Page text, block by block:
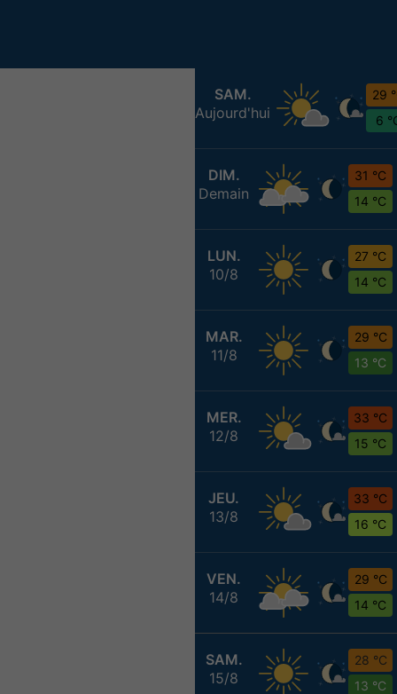
SAM.
Aujourd'hui
29
6
DIM.
Demain
31 °C
14 °C
LUN.
10/8
27 °C
14 °C
MAR.
11/8
29 °C
13 °C
MER.
12/8
33 °C
15 °C
JEU.
13/8
33 °C
16 °C
VEN.
14/8
29 °C
14 °C
SAM.
15/8
28 °C
13 °C